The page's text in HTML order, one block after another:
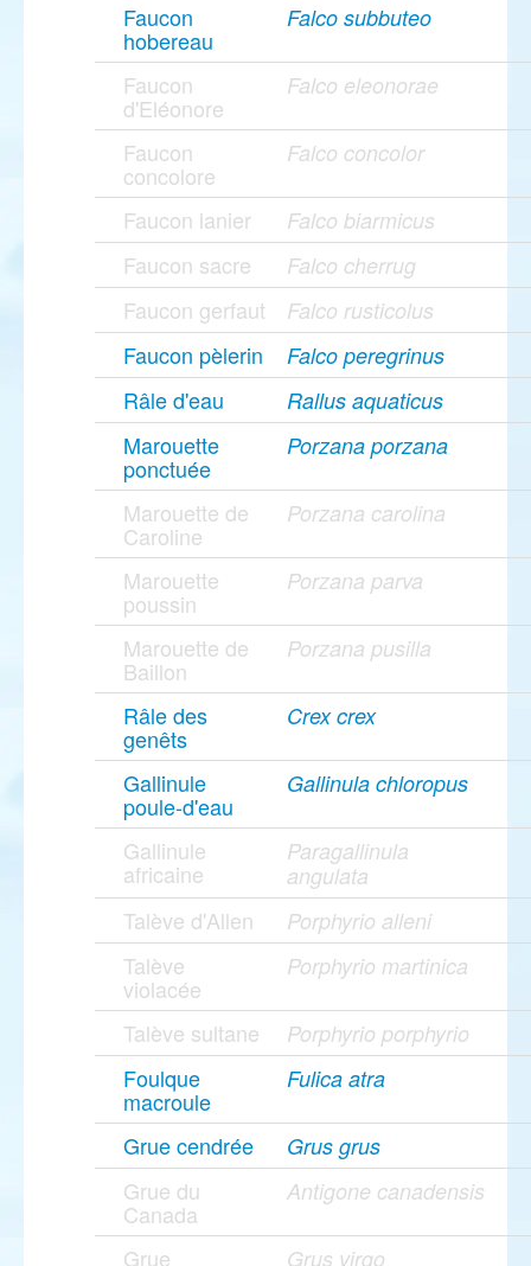
Faucon
hobereau
Falco subbuteo
Faucon
d'Eléonore
Falco eleonorae
Faucon
concolore
Falco concolor
Faucon lanier Falco biarmicus
Faucon sacre Falco cherrug
Faucon gerfaut Falco rusticolus
Faucon pèlerin Falco peregrinus
Râle d'eau Rallus aquaticus
Marouette
ponctuée
Porzana porzana
Marouette de
Caroline
Porzana carolina
Marouette
poussin
Porzana parva
Marouette de
Baillon
Porzana pusilla
Râle des
genêts
Crex crex
Gallinule
poule-d'eau
Gallinula chloropus
Gallinule
africaine
Paragallinula
angulata
Talève d'Allen Porphyrio alleni
Talève
violacée
Porphyrio martinica
Talève sultane Porphyrio porphyrio
Foulque
macroule
Fulica atra
Grue cendrée Grus grus
Grue du
Canada
Antigone canadensis
Grue Grus virgo